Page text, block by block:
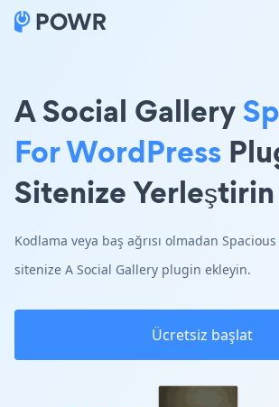
A Social Gallery
For WordPress
Sitenize Yerleştirin
Kodlama veya baş ağrısı olmadan
sitenize A Social Gallery plugin ekleyin.
Ücretsiz başlat